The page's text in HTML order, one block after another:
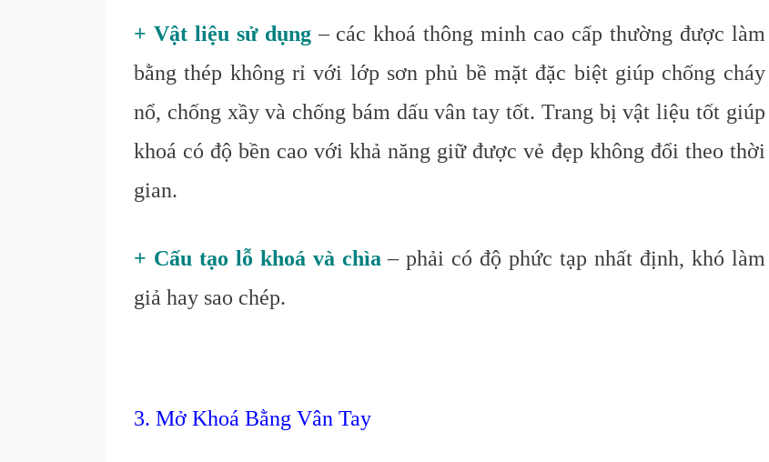
+ Vật liệu sử dụng– các khoá thông minh cao cấp thường được làm
bằng thép không rỉ với lớp sơn phủ bề mặt đặc biệt giúp chống cháy
nổ, chống xầy và chống bám dấu vân tay tốt. Trang bị vật liệu tốt giúp
khoá có độ bền cao với khả năng giữ được vẻ đẹp không đổi theo thời
gian.
+ Cấu tạo lỗ khoá và chìa – phải có độ phức tạp nhất định, khó làm
giả hay sao chép.
3. Mở Khoá Bằng Vân Tay